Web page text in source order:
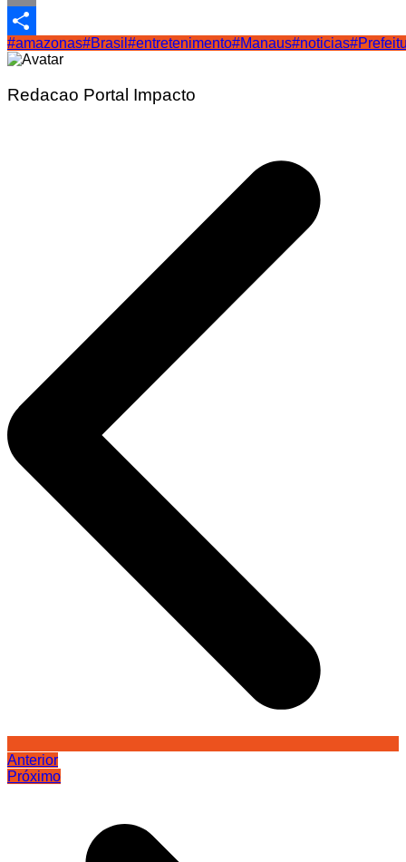
Email
Share
#amazonas#Brasil #entretenimento#Manaus#noticias
Redacao Portal Impacto
Anterior
Próximo